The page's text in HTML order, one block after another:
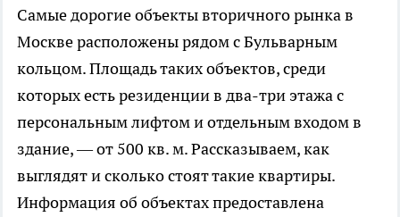
Самые дорогие объекты вторичного рынка в
Москве расположены рядом с Бульварным
кольцом. Площадь таких объектов, среди
которых есть резиденции в два-три этажа с
персональным лифтом и отдельным входом в
здание, — от 500 кв. м. Рассказываем, как
выглядят и сколько стоят такие квартиры.
Информация об объектах предоставлена